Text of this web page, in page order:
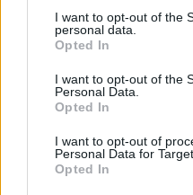
disclose it to other third
Please note that this
services and may gather
not limited to your visit or
grant or deny consent to
consent section.
I want to opt-out of the
personal data.
Opted In
I want to opt-out of the
Personal Data.
Opted In
I want to opt-out of
Personal Data for
Opted In